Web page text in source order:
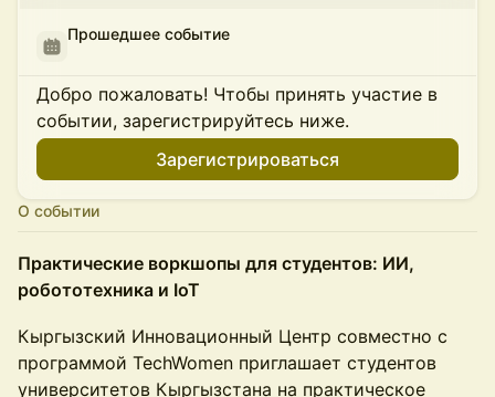
Прошедшее событие
Добро пожаловать! Чтобы принять участие в
событии, зарегистрируйтесь ниже.
Зарегистрироваться
О событии
Практические воркшопы для студентов: ИИ,
робототехника и IoT
Кыргызский Инновационный Центр совместно с
программой TechWomen приглашает студентов
университетов Кыргызстана на практическое